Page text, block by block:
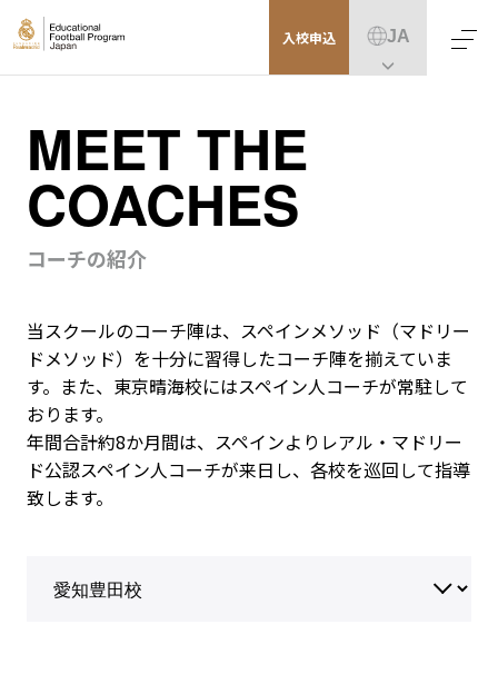
入校申込 JA
MEET THE
COACHES
コーチの紹介
当スクールのコーチ陣は、スペインメソッド（マドリー
ドメソッド）を十分に習得したコーチ陣を揃えていま
す。また、東京晴海校にはスペイン人コーチが常駐して
おります。
年間合計約8か月間は、スペインよりレアル・マドリー
ド公認スペイン人コーチが来日し、各校を巡回して指導
致します。